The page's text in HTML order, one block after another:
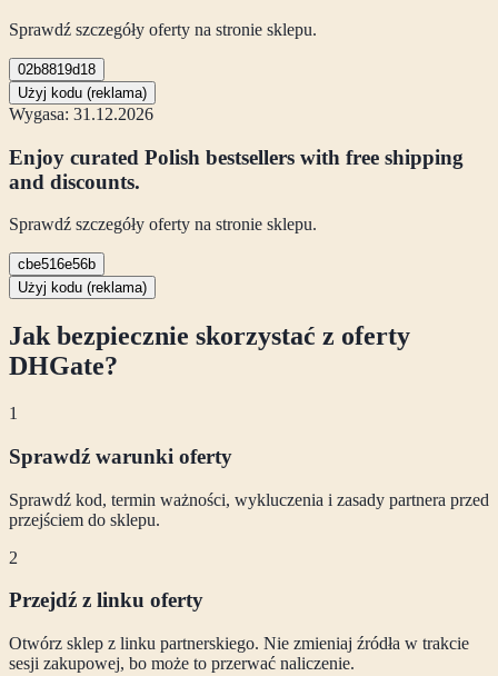
Sprawdź szczegóły oferty na stronie sklepu.
02b8819d18
Użyj kodu (reklama)
Wygasa: 31.12.2026
Enjoy curated Polish bestsellers with free shipping
and discounts.
Sprawdź szczegóły oferty na stronie sklepu.
cbe516e56b
Użyj kodu (reklama)
Jak bezpiecznie skorzystać z oferty
DHGate?
1
Sprawdź warunki oferty
Sprawdź kod, termin ważności, wykluczenia i zasady partnera przed
przejściem do sklepu.
2
Przejdź z linku oferty
Otwórz sklep z linku partnerskiego. Nie zmieniaj źródła w trakcie
sesji zakupowej, bo może to przerwać naliczenie.